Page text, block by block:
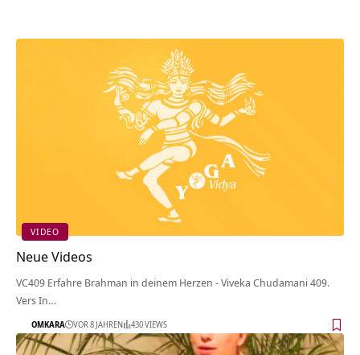
VIDEO
Neue Videos
VC409 Erfahre Brahman in deinem Herzen - Viveka Chudamani 409.
Vers In…
OMKARA VOR 8 JAHREN 430 VIEWS